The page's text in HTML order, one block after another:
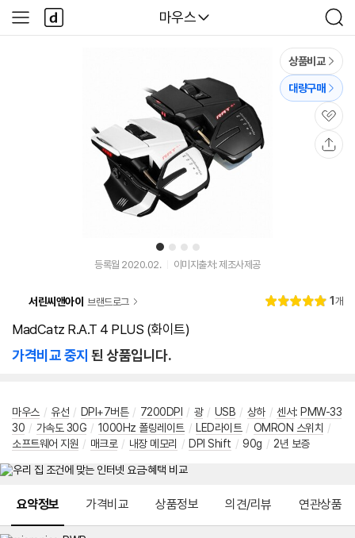
다나와
마우스
검
색
사
이
다
나
와
1 2 3 4
상품비교
대량구매
관
심
등록월 2020.02. 이미지출처: 제조사제공
서린씨앤아이 브랜드로그
별
5.
리
1개
MadCatz R.A.T 4 PLUS (화이트)
가격비교 중지 된 상품입니다.
마우스 / 유선 / DPI+7버튼 / 7200DPI / 광 / USB / 상하 / 센서: PMW-33
30 / 가속도 30G / 1000Hz 폴링레이트 / LED라이트 / OMRON 스위치 /
소프트웨어 지원 / 매크로 / 내장 메모리 / DPI Shift / 90g / 2년 보증
요약정보 가격비교 상품정보 의견/리뷰 연관상품